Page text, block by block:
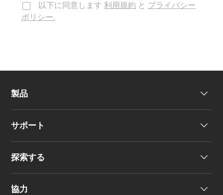
以下に同意します 利用規約 と プライバシー
ポリシー.
製品
ワイヤレスイヤーバッド
サポート
探索する
協力